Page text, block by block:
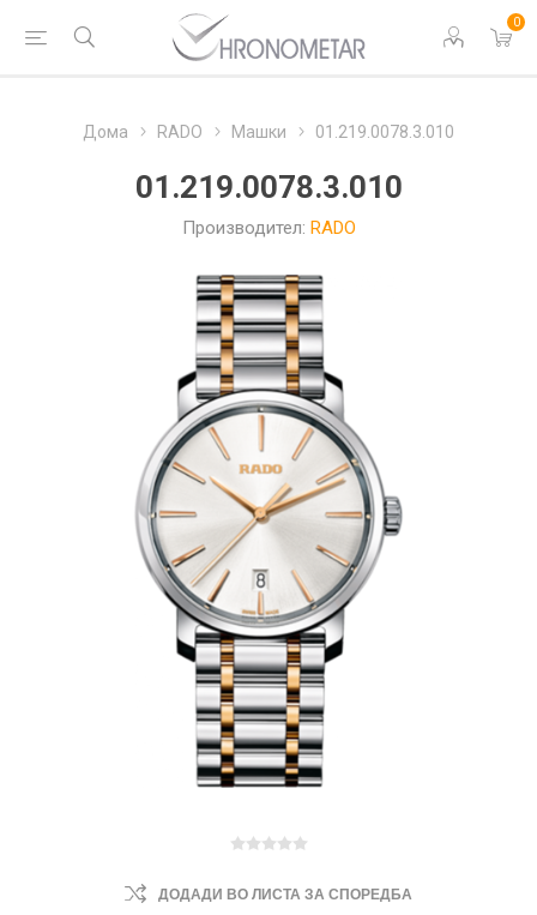
0
Дома RADO Машки 01.219.0078.3.010
01.219.0078.3.010
Производител: RADO
ДОДАДИ ВО ЛИСТА ЗА СПОРЕДБА